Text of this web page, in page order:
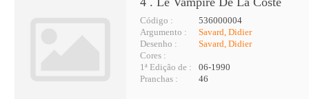
Código :
536000004
Argumento :
Savard, Didier
Desenho :
Savard, Didier
Cores :
1ª Edição de :
06-1990
Pranchas :
46